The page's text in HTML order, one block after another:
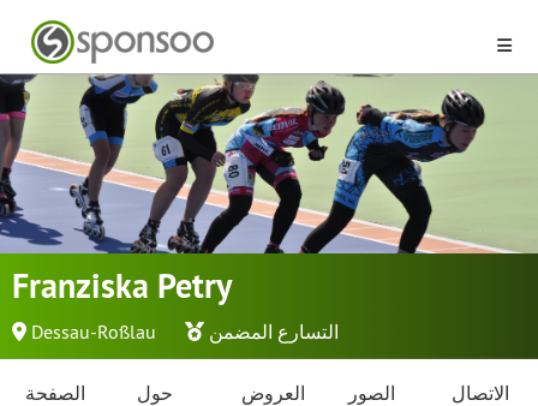
Franziska Petry
Dessau-Roßlau التسارع المضمن
الصفحة
حول العروض الصور الاتصال